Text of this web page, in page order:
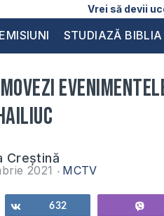
Vrei să devii
EMISIUNI STUDIAZĂ BIBLIA
Creștină
2021 MCTV
Share632